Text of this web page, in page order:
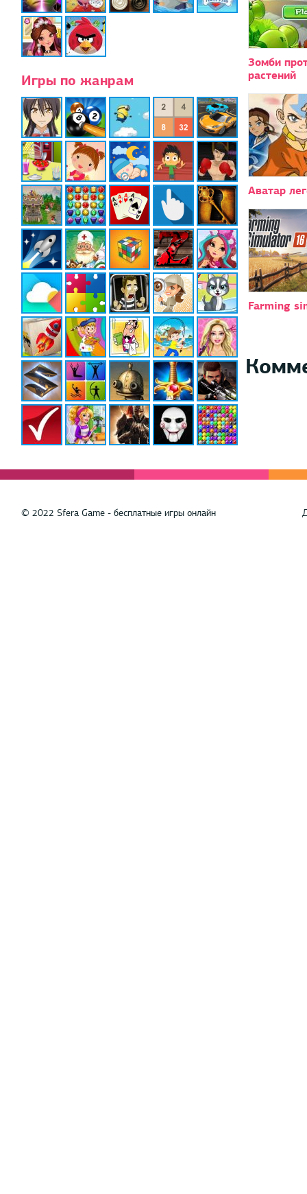
Игры по жанрам
Зомби
растений
Аватар
Farming
© 2022 Sfera Game - бесплатные игры онлайн